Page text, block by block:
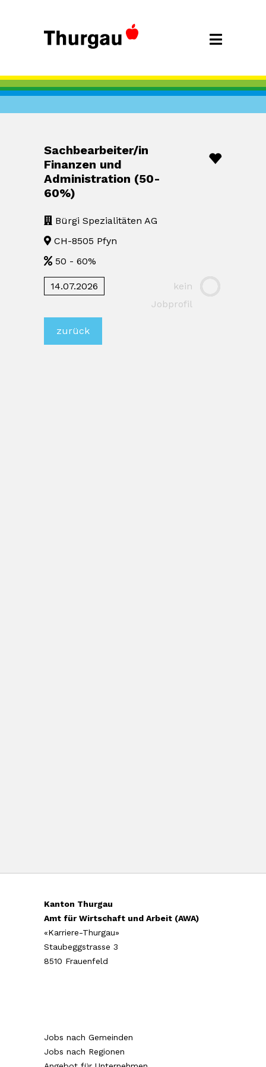
Sachbearbeiter/in
Finanzen und
Administration (50-
60%)
Bürgi Spezialitäten AG
CH-8505 Pfyn
50 - 60%
14.07.2026
kein
Jobprofil
zurück
Kanton Thurgau
Amt für Wirtschaft und Arbeit (AWA)
«Karriere-Thurgau»
Staubeggstrasse 3
8510 Frauenfeld
Jobs nach Gemeinden
Jobs nach Regionen